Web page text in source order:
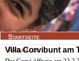
Navigation
überspringen
Startseite
Aktuelles
Villa Corvibunt am